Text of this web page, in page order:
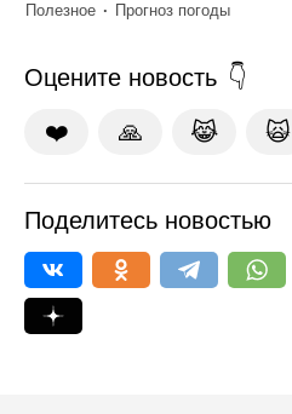
Полезное
Прогноз погоды
Оцените новость
❤️ 🙏 😹 🙀
Поделитесь новостью